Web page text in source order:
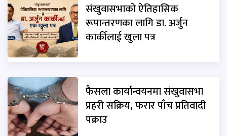
संखुवासभाको ऐतिहासिक
रूपान्तरणका लागि डा. अर्जुन
कार्कीलाई खुला पत्र
फैसला कार्यान्वयनमा संखुवासभा
प्रहरी सक्रिय, फरार पाँच प्रतिवादी
पक्राउ